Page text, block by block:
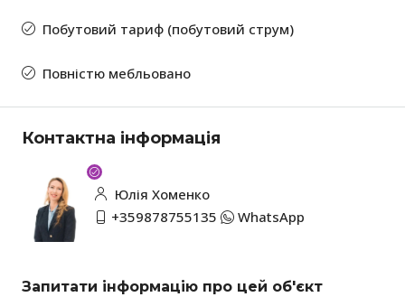
Побутовий тариф (побутовий струм)
Повністю мебльовано
Контактна інформація
Юлія Хоменко
+359878755135
WhatsApp
Запитати інформацію про цей об'єкт